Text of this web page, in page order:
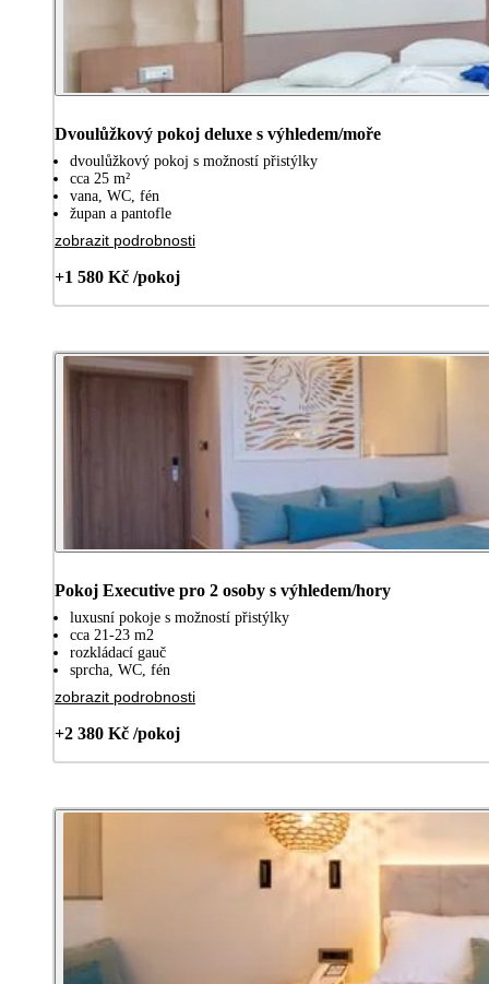
Dvoulůžkový pokoj deluxe s výhledem/moře
dvoulůžkový pokoj s možností přistýlky
cca 25 m²
vana, WC, fén
župan a pantofle
zobrazit podrobnosti
+1 580 Kč /pokoj
Pokoj Executive pro 2 osoby s výhledem/hory
luxusní pokoje s možností přistýlky
cca 21-23 m2
rozkládací gauč
sprcha, WC, fén
zobrazit podrobnosti
+2 380 Kč /pokoj